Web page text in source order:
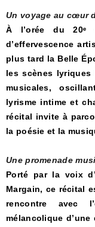
Un voyage au cœur
À l’orée du 20ᵉ
d’effervescence
plus tard la Belle
les scènes
musicales,
lyrisme intime et
récital invite à
la poésie et la
Une promenade
Porté par la voix
Margain, ce récital
rencontre avec
mélancolique